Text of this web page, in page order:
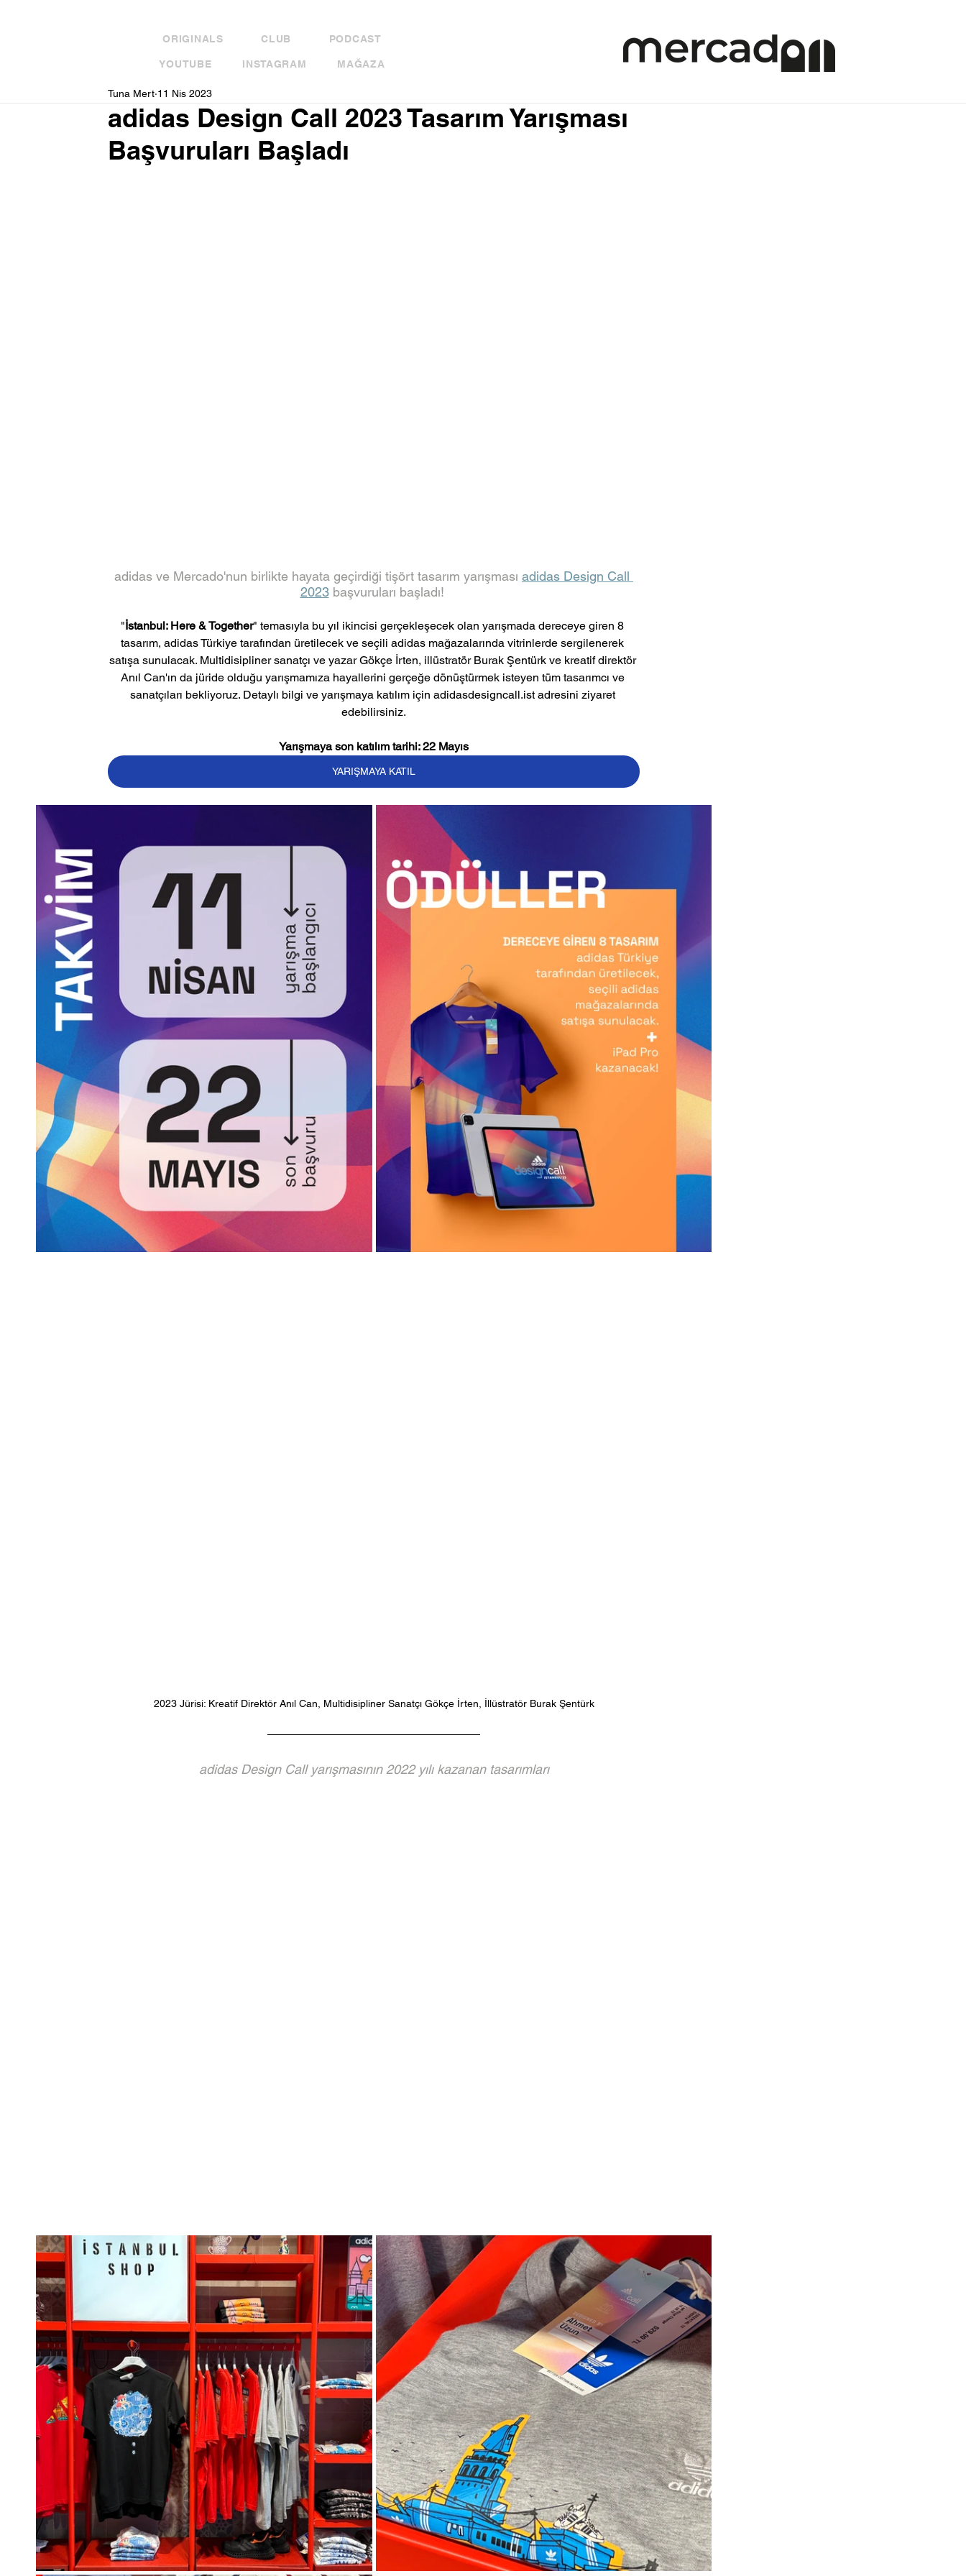
ORIGINALS CLUB PODCAST
YOUTUBE INSTAGRAM MAĞAZA
adidas Design Call 2023 Tasarım Yarışması
Başvuruları Başladı
Tuna Mert 11 Nis 2023
adidas ve Mercado'nun birlikte hayata geçirdiği tişört tasarım yarışması adidas Design Call
2023 başvuruları başladı!
"İstanbul: Here & Together" temasıyla bu yıl ikincisi gerçekleşecek olan yarışmada dereceye giren 8
tasarım, adidas Türkiye tarafından üretilecek ve seçili adidas mağazalarında vitrinlerde sergilenerek
satışa sunulacak. Multidisipliner sanatçı ve yazar Gökçe İrten, illüstratör Burak Şentürk ve kreatif direktör
Anıl Can'ın da jüride olduğu yarışmamıza hayallerini gerçeğe dönüştürmek isteyen tüm tasarımcı ve
sanatçıları bekliyoruz. Detaylı bilgi ve yarışmaya katılım için adidasdesigncall.ist adresini ziyaret
edebilirsiniz.
Yarışmaya son katılım tarihi: 22 Mayıs
YARIŞMAYA KATIL
2023 Jürisi: Kreatif Direktör Anıl Can, Multidisipliner Sanatçı Gökçe İrten, İllüstratör Burak Şentürk
adidas Design Call yarışmasının 2022 yılı kazanan tasarımları